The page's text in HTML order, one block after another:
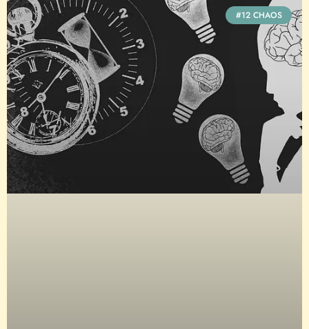
#12 CHAOS